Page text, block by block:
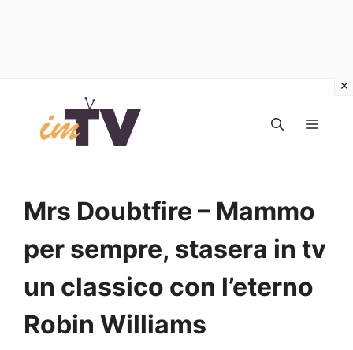
contenuto
Mrs Doubtfire – Mammo
per sempre, stasera in tv
un classico con l’eterno
Robin Williams